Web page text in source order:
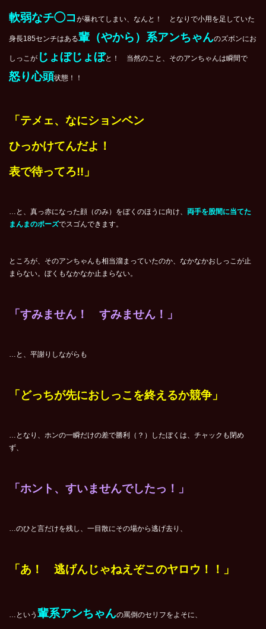
軟弱なチ◯コ が暴れてしまい、なんと！ となりで小用を足していた
身長185センチはある輩（やから）系アンちゃんのズボンにお
しっこが じょぼじょぼと！ 当然のこと、そのアンちゃんは瞬間で
怒り心頭状態！！
「テメェ、なにションベン
ひっかけてんだよ！
表で待ってろ!!」
…と、真っ赤になった顔（のみ）をぼくのほうに向け、 両手を股間に当てた
まんまのポーズでスゴんできます。
ところが、そのアンちゃんも相当溜まっていたのか、なかなかおしっこが止
まらない。ぼくもなかなか止まらない。
「すみません！ すみません！」
…と、平謝りしながらも
「どっちが先におしっこを終えるか競争」
…となり、ホンの一瞬だけの差で勝利（？）したぼくは、チャックも閉め
ず、
「ホント、すいませんでしたっ！」
…のひと言だけを残し、一目散にその場から逃げ去り、
「あ！ 逃げんじゃねえぞこのヤロウ！！」
…という 輩系アンちゃんの罵倒のセリフをよそに、